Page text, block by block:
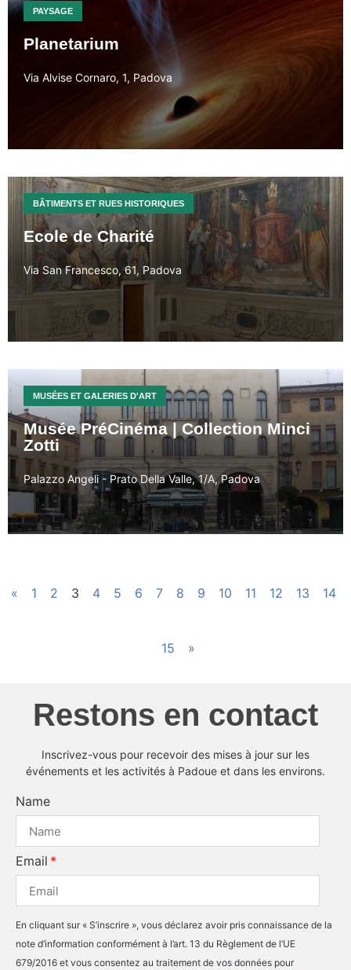
PAYSAGE
Planetarium
Via Alvise Cornaro, 1, Padova
BÂTIMENTS ET RUES HISTORIQUES
Ecole de Charité
Via San Francesco, 61, Padova
MUSÉES ET GALERIES D'ART
Musée PréCinéma | Collection Minci
Zotti
Palazzo Angeli - Prato Della Valle, 1/A, Padova
« 1 2 3 4 5 6 7 8 9 10 11 12 13 14
15 »
Restons en contact
Inscrivez-vous pour recevoir des mises à jour sur les
événements et les activités à Padoue et dans les environs.
Name
Email
En cliquant sur « S’inscrire », vous déclarez avoir pris connaissance de la
note d’information conformément à l’art. 13 du Règlement de l’UE
679/2016 et vous consentez au traitement de vos données pour